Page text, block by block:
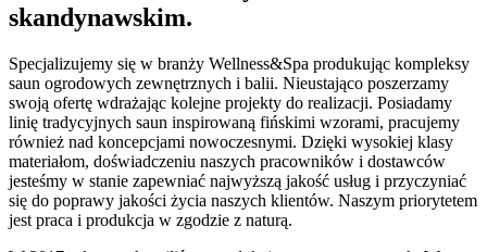
skandynawskim.
Specjalizujemy się w branży Wellness&Spa produkując kompleksy
saun ogrodowych zewnętrznych i balii. Nieustająco poszerzamy
swoją ofertę wdrażając kolejne projekty do realizacji. Posiadamy
linię tradycyjnych saun inspirowaną fińskimi wzorami, pracujemy
również nad koncepcjami nowoczesnymi. Dzięki wysokiej klasy
materiałom, doświadczeniu naszych pracowników i dostawców
jesteśmy w stanie zapewniać najwyższą jakość usług i przyczyniać
się do poprawy jakości życia naszych klientów. Naszym priorytetem
jest praca i produkcja w zgodzie z naturą.